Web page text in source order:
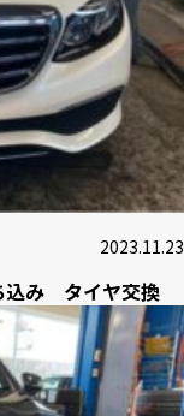
2023.11.23
込み タイヤ交換